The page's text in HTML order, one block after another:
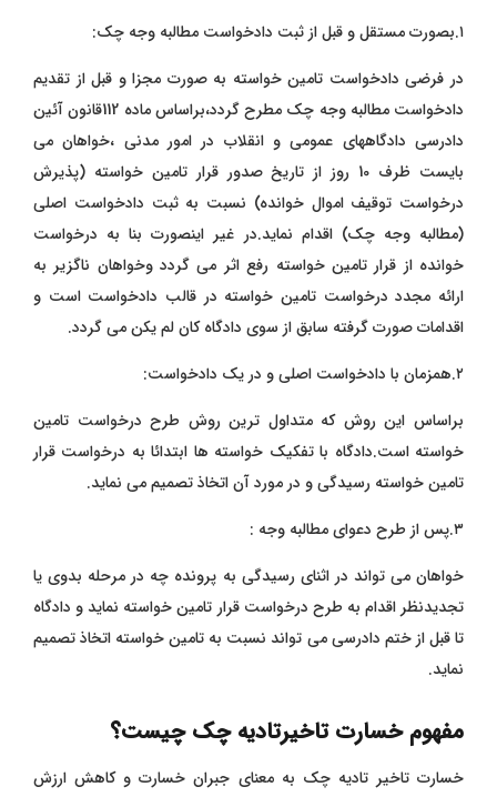
۱.بصورت مستقل و قبل از ثبت دادخواست مطالبه وجه چک:
در فرضی دادخواست تامین خواسته به صورت مجزا و قبل از تقدیم
دادخواست مطالبه وجه چک مطرح گردد،براساس ماده 112قانون آئین
دادرسی دادگاههای عمومی و انقلاب در امور مدنی ،خواهان می
بایست ظرف 10 روز از تاریخ صدور قرار تامین خواسته (پذیرش
درخواست توقیف اموال خوانده) نسبت به ثبت دادخواست اصلی
(مطالبه وجه چک) اقدام نماید.در غیر اینصورت بنا به درخواست
خوانده از قرار تامین خواسته رفع اثر می گردد وخواهان ناگزیر به
ارائه مجدد درخواست تامین خواسته در قالب دادخواست است و
اقدامات صورت گرفته سابق از سوی دادگاه کان لم یکن می گردد.
۲.همزمان با دادخواست اصلی و در یک دادخواست:
براساس این روش که متداول ترین روش طرح درخواست تامین
خواسته است.دادگاه با تفکیک خواسته ها ابتدائا به درخواست قرار
تامین خواسته رسیدگی و در مورد آن اتخاذ تصمیم می نماید.
۳.پس از طرح دعوای مطالبه وجه :
خواهان می تواند در اثنای رسیدگی به پرونده چه در مرحله بدوی یا
تجدیدنظر اقدام به طرح درخواست قرار تامین خواسته نماید و دادگاه
تا قبل از ختم دادرسی می تواند نسبت به تامین خواسته اتخاذ تصمیم
نماید.
مفهوم خسارت تاخیرتادیه چک چیست؟
خسارت تاخیر تادیه چک به معنای جبران خسارت و کاهش ارزش